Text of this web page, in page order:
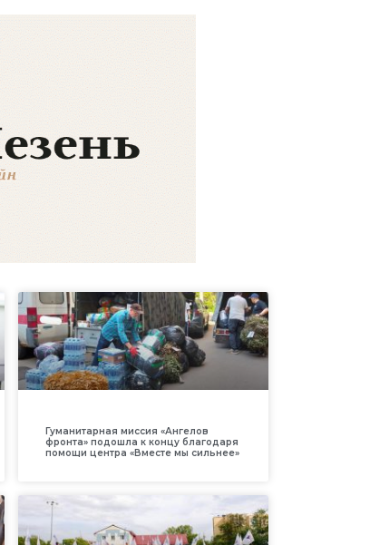
Гуманитарная миссия «Ангелов
фронта» подошла к концу благодаря
помощи центра «Вместе мы сильнее»